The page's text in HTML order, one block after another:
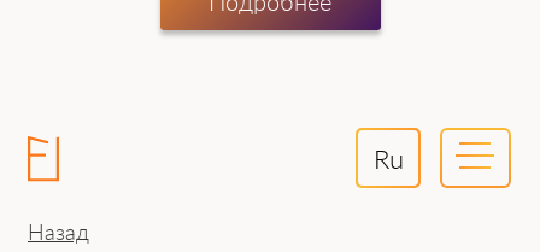
Ru
Назад